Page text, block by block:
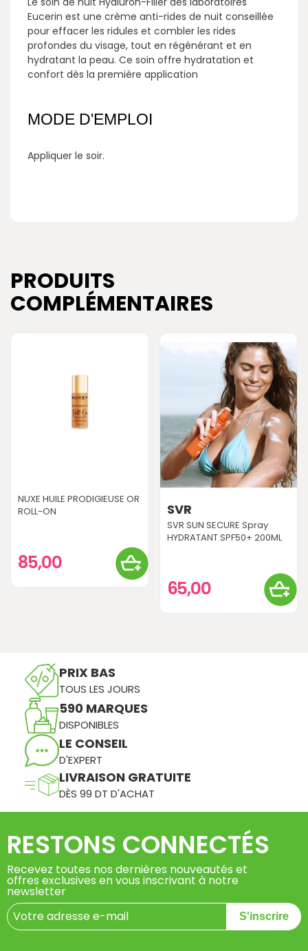
Eucerin est une crème anti-rides de nuit conseillée
pour effacer les ridules et combler les rides
profondes du visage, tout en régénérant et en
hydratant la peau. Ce soin offre hydratation et
confort dès la première application
MODE D'EMPLOI
Appliquer le soir.
PRODUITS
COMPLÉMENTAIRES
NUXE HUILE PRODIGIEUSE OR
ROLL-ON
85,00
SVR
SVR SUN SECURE Spray
HYDRATANT SPF50+ 200ML
65,00
PRIX BAS
TOUS LES JOURS
590 MARQUES
DISPONIBLES
LE CONSEIL
D'EXPERT
LIVRAISON GRATUITE
DÈS 99 DT D'ACHAT
RESTONS CONNECTÉS
Recevez toutes nos dernières nouveautés et
offres exclusives en vous inscrivant à notre
newsletter
S'inscrire